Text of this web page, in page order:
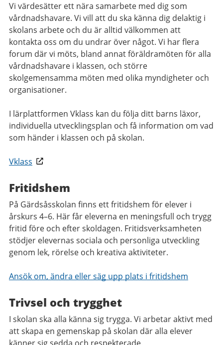
Vi värdesätter ett nära samarbete med dig som
vårdnadshavare. Vi vill att du ska känna dig delaktig i
skolans arbete och du är alltid välkommen att
kontakta oss om du undrar över något. Vi har flera
forum där vi möts, bland annat föräldramöten för alla
vårdnadshavare i klassen, och större
skolgemensamma möten med olika myndigheter och
organisationer.
I lärplattformen Vklass kan du följa ditt barns läxor,
individuella utvecklingsplan och få information om vad
som händer i klassen och på skolan.
Vklass
Fritidshem
På Gärdsåsskolan finns ett fritidshem för elever i
årskurs 4–6. Här får eleverna en meningsfull och trygg
fritid före och efter skoldagen. Fritidsverksamheten
stödjer elevernas sociala och personliga utveckling
genom lek, rörelse och kreativa aktiviteter.
Ansök om, ändra eller säg upp plats i fritidshem
Trivsel och trygghet
I skolan ska alla känna sig trygga. Vi arbetar aktivt med
att skapa en gemenskap på skolan där alla elever